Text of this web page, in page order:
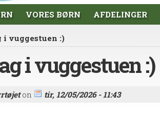
VORES BØRN AFDELINGER
i vuggestuen :)
i vuggestuen :)
on tir, 12/05/2026 - 11:43